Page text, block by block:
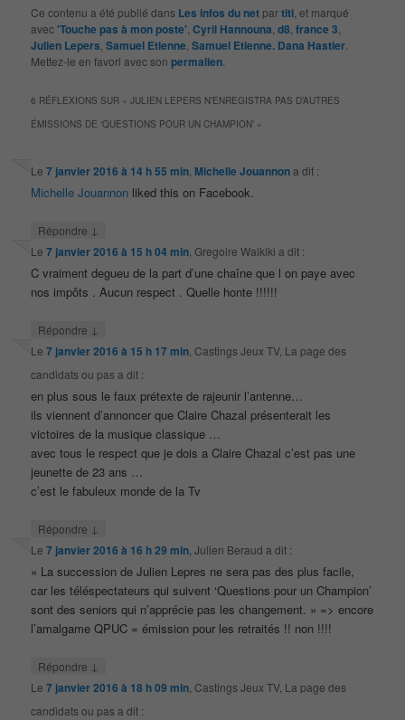
Ce contenu a été publié dans Les infos du net partiti , et marqué
avec'Touche pas à mon poste' ,Cyril Hannouna ,d8 ,france 3
Julien Lepers ,Samuel Etienne ,Samuel Etienne. Dana Hastier
Mettez-le en favori avec sonpermalien
6 RÉFLEXIONS SUR «JULIEN LEPERS N’ENREGISTRA PAS D’AUTRES
ÉMISSIONS DE ‘QUESTIONS POUR UN CHAMPION’ »
Le7 janvier 2016 à 14 h 55 min Michelle Jouannona dit :
Michelle Jouannon liked this on Facebook.
Répondre ↓
Le7 janvier 2016 à 15 h 04 min ,Gregoire Waikiki a dit :
C vraiment degueu de la part d’une chaîne que l on paye avec
nos impôts . Aucun respect . Quelle honte !!!!!!
Répondre ↓
Le7 janvier 2016 à 15 h 17 min ,Castings Jeux TV, La page des
candidats ou pasa dit :
en plus sous le faux prétexte de rajeunir l’antenne…
ils viennent d’annoncer que Claire Chazal présenterait les
victoires de la musique classique …
avec tous le respect que je dois a Claire Chazal c’est pas une
jeunette de 23 ans …
c’est le fabuleux monde de la Tv
Répondre ↓
Le7 janvier 2016 à 16 h 29 min ,Julien Beraud a dit :
« La succession de Julien Lepres ne sera pas des plus facile,
car les téléspectateurs qui suivent ‘Questions pour un Champion’
sont des seniors qui n’apprécie pas les changement. » => encore
l’amalgame QPUC = émission pour les retraités !! non !!!!
Répondre ↓
Le7 janvier 2016 à 18 h 09 min ,Castings Jeux TV, La page des
candidats ou pasa dit :